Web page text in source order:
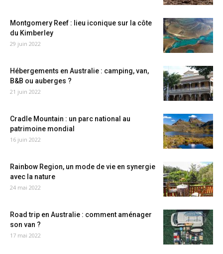
Montgomery Reef : lieu iconique sur la côte
du Kimberley
29 juin 2022
Hébergements en Australie : camping, van,
B&B ou auberges ?
21 juin 2022
Cradle Mountain : un parc national au
patrimoine mondial
16 juin 2022
Rainbow Region, un mode de vie en synergie
avec la nature
24 mai 2022
Road trip en Australie : comment aménager
son van ?
17 mai 2022